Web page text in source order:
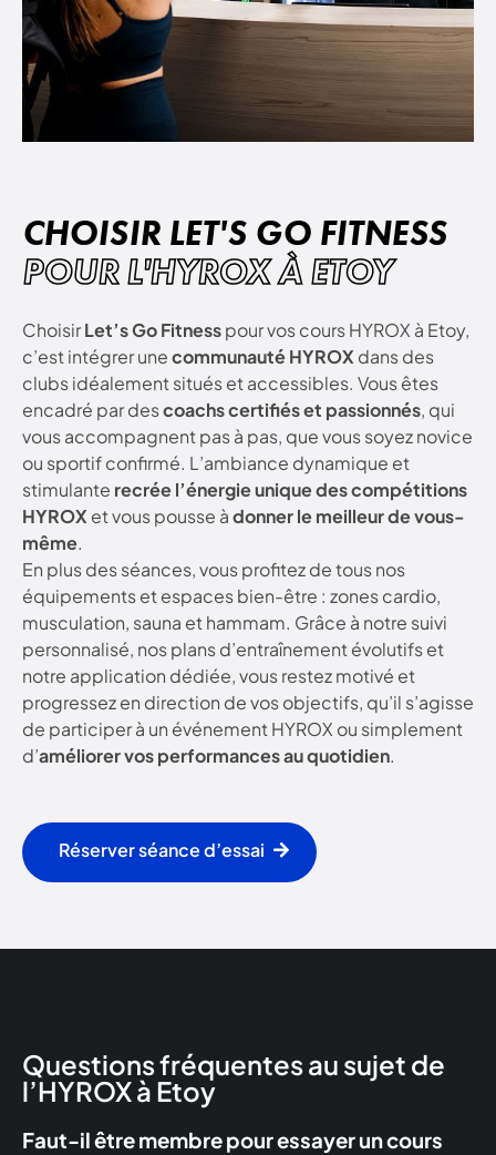
CHOISIR LET'S GO FITNESS
POUR L'HYROX À ETOY
ChoisirLet’s Go Fitnesspour vos cours HYROX à Etoy,
c’est intégrer unecommunauté HYROX dans des
clubs idéalement situés et accessibles. Vous êtes
encadré par descoachs certifiés et passionnés, qui
vous accompagnent pas à pas, que vous soyez novice
ou sportif confirmé. L’ambiance dynamique et
stimulante recrée l’énergie unique des compétitions
HYROX et vous pousse àdonner le meilleur de vous-
même.
En plus des séances, vous profitez de tous nos
équipements et espaces bien-être : zones cardio,
musculation, sauna et hammam. Grâce à notre suivi
personnalisé, nos plans d’entraînement évolutifs et
notre application dédiée, vous restez motivé et
progressez en direction de vos objectifs, qu’il s’agisse
de participer à un événement HYROX ou simplement
d’améliorer vos performances au quotidien.
Réserver séance d’essai
Questions fréquentes au sujet de
l’HYROX à Etoy
Faut-il être membre pour essayer un cours